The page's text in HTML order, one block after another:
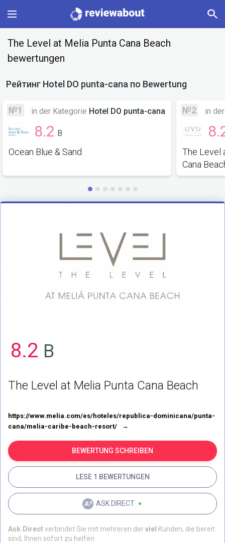
Main
Categories
Change language
The Level at Melia Punta Cana Beach
bewertungen
8.2 B
The Level at Melia Punta Cana Beach
https://www.melia.com/es/hoteles/republica-dominicana/punta-
cana/melia-caribe-beach-resort/
BEWERTUNG SCHREIBEN
LESE 1 BEWERTUNGEN
ASK.DIRECT
Ask.Direct verbindet Sie mit mehreren derviel Kunden, die bereit
sind, Ihnen sofort zu helfen
Рейтинг Hotel DO punta-cana по Bewertung
№1 in der Kategorie Hotel DO punta-cana
8.2 B
Ocean Blue & Sand
№2 in
The Level
Cana